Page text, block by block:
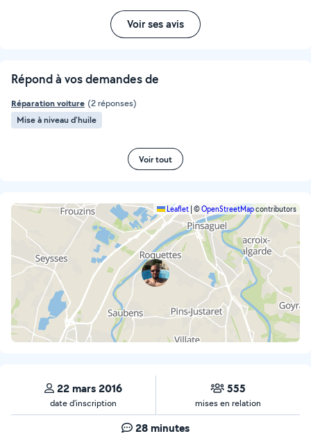
Voir ses avis
Répond à vos demandes de
Réparation voiture (2 réponses)
Mise à niveau d'huile
Voir tout
Leaflet ©OpenStreetMapcontributors
22 mars 2016
date d’inscription
555
mises en relation
28 minutes